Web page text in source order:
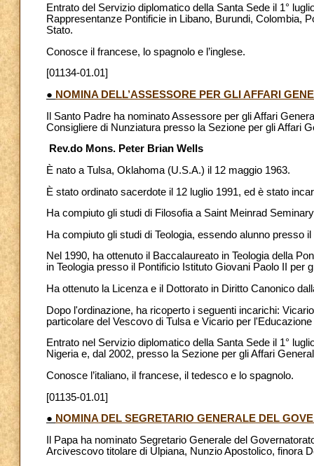
Entrato del Servizio diplomatico della Santa Sede il 1°
Rappresentanze Pontificie in Libano, Burundi, Colombia,
Stato.
Conosce il francese, lo spagnolo e l’inglese.
[01134-01.01]
● NOMINA DELL’ASSESSORE PER GLI AFFARI
Il Santo Padre ha nominato Assessore per gli Affari
Consigliere di Nunziatura presso la Sezione per gli Affari
Rev.do Mons. Peter Brian Wells
È nato a Tulsa, Oklahoma (U.S.A.) il 12 maggio 1963.
È stato ordinato sacerdote il 12 luglio 1991, ed è stato
Ha compiuto gli studi di Filosofia a Saint Meinrad
Ha compiuto gli studi di Teologia, essendo alunno presso
Nel 1990, ha ottenuto il Baccalaureato in Teologia della
in Teologia presso il Pontificio Istituto Giovani Paolo II
Ha ottenuto la Licenza e il Dottorato in Diritto Canonico
Dopo l'ordinazione, ha ricoperto i seguenti incarichi:
particolare del Vescovo di Tulsa e Vicario per
Entrato nel Servizio diplomatico della Santa Sede il 1°
Nigeria e, dal 2002, presso la Sezione per gli Affari
Conosce l’italiano, il francese, il tedesco e lo spagnolo.
[01135-01.01]
● NOMINA DEL SEGRETARIO GENERALE DEL
Il Papa ha nominato Segretario Generale del
Arcivescovo titolare di Ulpiana, Nunzio Apostolico, finora